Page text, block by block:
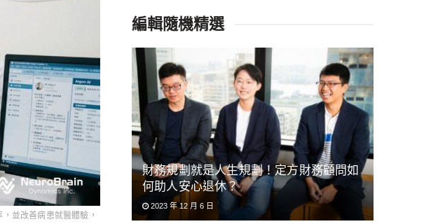
並改善病患就醫體驗，
編輯隨機精選
財務規劃就是人生規劃！定方財務顧問如
何助人安心退休？
2023 年 12 月 6 日